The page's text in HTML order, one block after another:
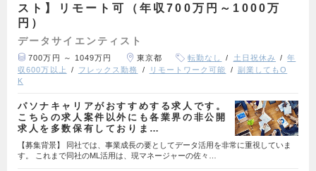
スト】リモート可（年収700万円～1000万
円）
データサイエンティスト
700万円 ～ 1049万円 東京都 転勤なし 土日祝休み
年
収600万以上
フレックス勤務 リモートワーク可能
副業してもO
K
パソナキャリアがおすすめする求人です。
こちらの求人案件以外にも各業界の非公開
求人を多数保有しておりま…
【募集背景】 同社では、事業成長の要としてデータ活用を非常に重視していま
す。 これまで同社のML活用は、現マネージャーの佐々…